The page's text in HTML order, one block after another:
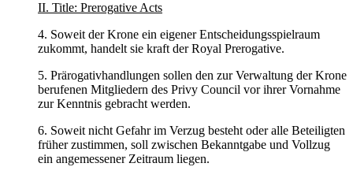
II. Title: Prerogative Acts
4. Soweit der Krone ein eigener Entscheidungsspielraum
zukommt, handelt sie kraft der Royal Prerogative.
5. Prärogativhandlungen sollen den zur Verwaltung der Krone
berufenen Mitgliedern des Privy Council vor ihrer Vornahme
zur Kenntnis gebracht werden.
6. Soweit nicht Gefahr im Verzug besteht oder alle Beteiligten
früher zustimmen, soll zwischen Bekanntgabe und Vollzug
ein angemessener Zeitraum liegen.